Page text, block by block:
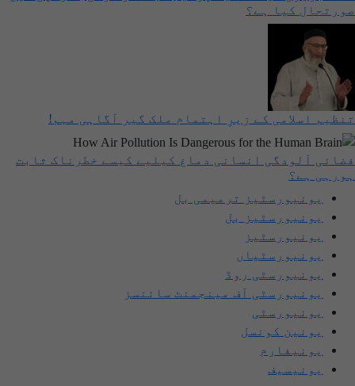
صورتحال کیا ہے؟
تنظیم اسلامی کے زیرِ اہتمام ملک گیر آگاہی مہم!
فضائی آلودگی انسانی دماغ کیلیے کیسے خطرناک ثابت
ہورہی ہے؟
یونیورسٹیز ترمیمی بل
یونیورسٹیز بل
یونیورسٹیز
یونیورسٹیاں
یونیورسٹی روڈ
یونیورسٹی آف مینجمنٹ سائنسز
یونیورسٹی
یونین کونسل
یونیفارم
یونیسیف